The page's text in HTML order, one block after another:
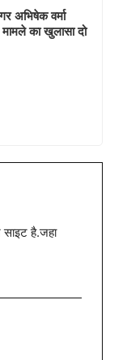
अभिषेक वर्मा
का खुलासा दो
है.जहा